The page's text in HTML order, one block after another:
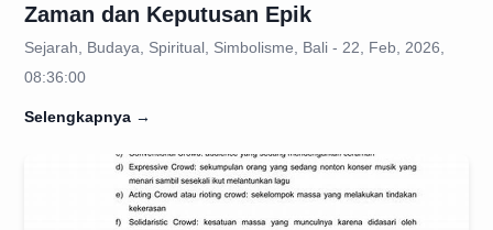
Zaman dan Keputusan Epik
Sejarah, Budaya, Spiritual, Simbolisme, Bali - 22, Feb, 2026,
08:36:00
Selengkapnya →